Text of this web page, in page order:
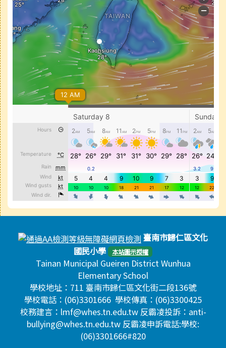
頁尾區域內容
臺南市歸仁區文化
國民小學 本站圖示授權
Tainan Municipal Gueiren District Wunhua
Elementary School
學校地址：711 臺南市歸仁區文化街二段136號
學校電話：(06)3301666 學校傳真：(06)3300425
校務建言：lmf@whes.tn.edu.tw 反霸凌投訴：anti-
bullying@whes.tn.edu.tw 反霸凌申訴電話:學校:
(06)3301666#820